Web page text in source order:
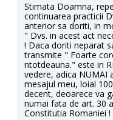
Stimata Doamna,
continuarea practicii
anterior sa doriti, in
" Dvs. in acest act
! Daca doriti neparat
transmite " Foarte
ntotdeauna." este in
vedere, adica NUMAI
mesajul meu, loial
decent, deoarece va
numai fata de art. 30
Constitutia Romaniei !